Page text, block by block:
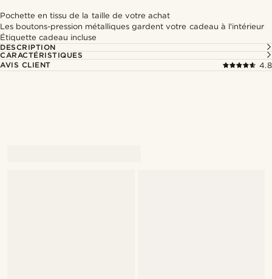
Pochette en tissu de la taille de votre achat
Les boutons-pression métalliques gardent votre cadeau à l'intérieur
Étiquette cadeau incluse
DESCRIPTION
CARACTÉRISTIQUES
AVIS CLIENT
4.8